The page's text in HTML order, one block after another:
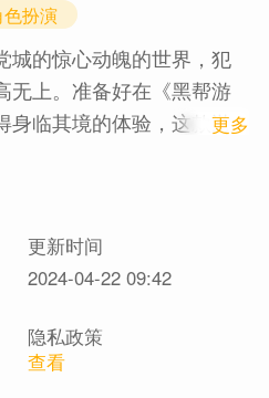
色扮演
城的惊心动魄的世界，犯
无上。准备好在《黑帮游
身临其境的体验，这款游
1 更多
更新时间
2024-04-22 09:42
隐私政策
查看